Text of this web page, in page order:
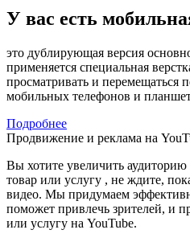
У вас есть
это дублирующая версия
применяется специальная
просматривать и перемещаться
мобильных телефонов и
Подробнее
Продвижение и реклама на
Вы хотите увеличить аудиторию
товар или услугу , не ждите,
видео. Мы придумаем
поможет привлечь зрителей, и
или услугу на YouTube.